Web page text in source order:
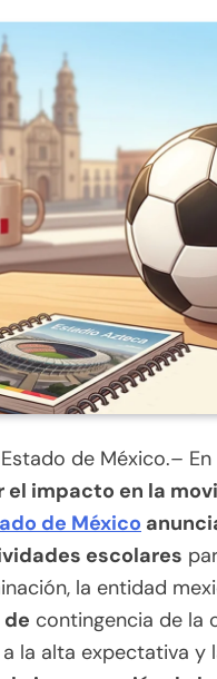
Estado de México.–
el impacto en la
de México
escolares
la entidad
contingencia de la
la alta expectativa y